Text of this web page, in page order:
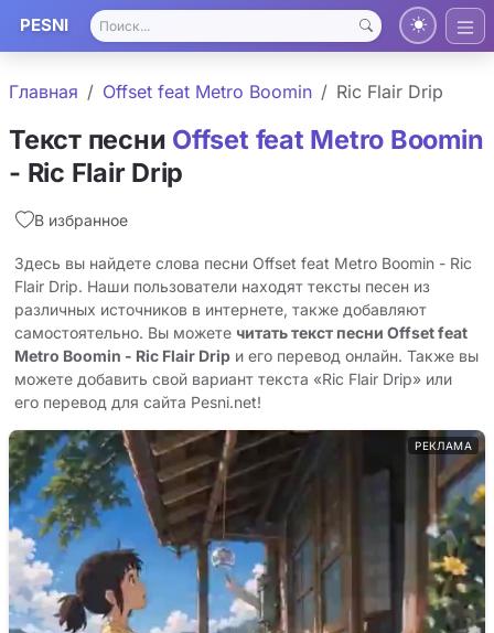
PESNI
Главная Offset feat Metro Boomin Ric Flair Drip
Текст песни Offset feat Metro Boomin
- Ric Flair Drip
В избранное
Здесь вы найдете слова песни Offset feat Metro Boomin - Ric
Flair Drip. Наши пользователи находят тексты песен из
различных источников в интернете, также добавляют
самостоятельно. Вы можете читать текст песни Offset feat
Metro Boomin - Ric Flair Drip и его перевод онлайн. Также вы
можете добавить свой вариант текста «Ric Flair Drip» или
его перевод для сайта Pesni.net!
РЕКЛАМА